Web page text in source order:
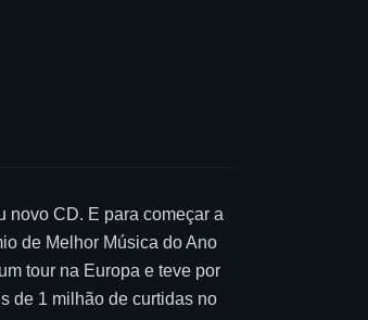
novo CD. E para começar a
de Melhor Música do Ano
tour na Europa e teve por
de 1 milhão de curtidas no